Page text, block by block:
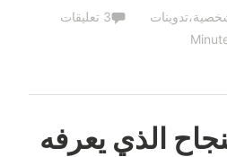
،تدوينات
3 تعليقات
الذي يعرفه